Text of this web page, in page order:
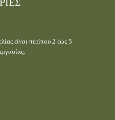
είναι περίπου 2 έως 5